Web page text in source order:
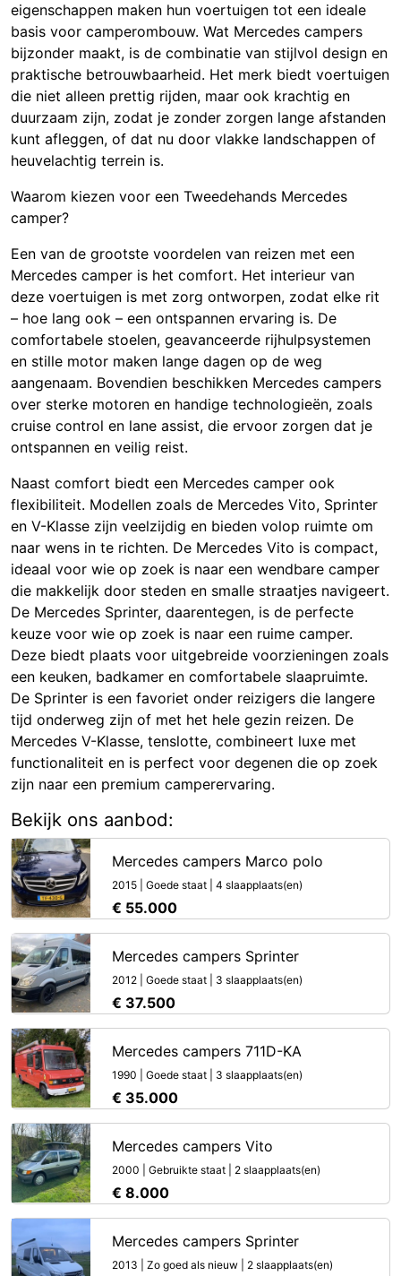
eigenschappen maken hun voertuigen tot een ideale
basis voor camperombouw. Wat Mercedes campers
bijzonder maakt, is de combinatie van stijlvol design en
praktische betrouwbaarheid. Het merk biedt voertuigen
die niet alleen prettig rijden, maar ook krachtig en
duurzaam zijn, zodat je zonder zorgen lange afstanden
kunt afleggen, of dat nu door vlakke landschappen of
heuvelachtig terrein is.
Waarom kiezen voor een Tweedehands Mercedes
camper?
Een van de grootste voordelen van reizen met een
Mercedes camper is het comfort. Het interieur van
deze voertuigen is met zorg ontworpen, zodat elke rit
– hoe lang ook – een ontspannen ervaring is. De
comfortabele stoelen, geavanceerde rijhulpsystemen
en stille motor maken lange dagen op de weg
aangenaam. Bovendien beschikken Mercedes campers
over sterke motoren en handige technologieën, zoals
cruise control en lane assist, die ervoor zorgen dat je
ontspannen en veilig reist.
Naast comfort biedt een Mercedes camper ook
flexibiliteit. Modellen zoals de Mercedes Vito, Sprinter
en V-Klasse zijn veelzijdig en bieden volop ruimte om
naar wens in te richten. De Mercedes Vito is compact,
ideaal voor wie op zoek is naar een wendbare camper
die makkelijk door steden en smalle straatjes navigeert.
De Mercedes Sprinter, daarentegen, is de perfecte
keuze voor wie op zoek is naar een ruime camper.
Deze biedt plaats voor uitgebreide voorzieningen zoals
een keuken, badkamer en comfortabele slaapruimte.
De Sprinter is een favoriet onder reizigers die langere
tijd onderweg zijn of met het hele gezin reizen. De
Mercedes V-Klasse, tenslotte, combineert luxe met
functionaliteit en is perfect voor degenen die op zoek
zijn naar een premium camperervaring.
Bekijk ons aanbod:
Mercedes campers Marco polo
2015 | Goede staat | 4 slaapplaats(en)
€ 55.000
Mercedes campers Sprinter
2012 | Goede staat | 3 slaapplaats(en)
€ 37.500
Mercedes campers 711D-KA
1990 | Goede staat | 3 slaapplaats(en)
€ 35.000
Mercedes campers Vito
2000 | Gebruikte staat | 2 slaapplaats(en)
€ 8.000
Mercedes campers Sprinter
2013 | Zo goed als nieuw | 2 slaapplaats(en)